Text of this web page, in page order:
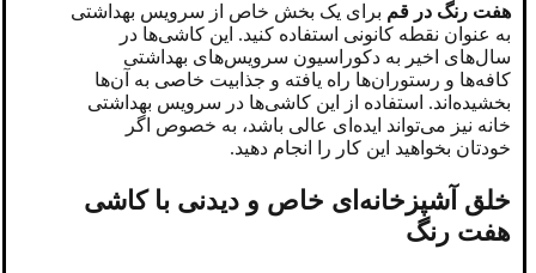
هفت رنگ در قم برای یک بخش خاص از سرویس بهداشتی
به عنوان نقطه کانونی استفاده کنید. این کاشی‌ها در
سال‌های اخیر به دکوراسیون سرویس‌های بهداشتی
کافه‌ها و رستوران‌ها راه یافته و جذابیت خاصی به آن‌ها
بخشیده‌اند. استفاده از این کاشی‌ها در سرویس بهداشتی
خانه نیز می‌تواند ایده‌ای عالی باشد، به خصوص اگر
خودتان بخواهید این کار را انجام دهید.
خلق آشپزخانه‌ای خاص و دیدنی با کاشی
هفت رنگ